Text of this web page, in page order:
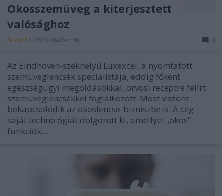
Okosszemüveg a kiterjesztett
valósághoz
ferenck • 2020. október 06. 0
Az Eindhoven-székhelyű Luxexcel, a nyomtatott
szemüveglencsék specialistája, eddig főként
egészségügyi megoldásokkal, orvosi receptre felírt
szemüveglencsékkel foglalkozott. Most viszont
bekapcsolódik az okoslencse-bizniszbe is. A cég
saját technológiát dolgozott ki, amellyel „okos”
funkciók…